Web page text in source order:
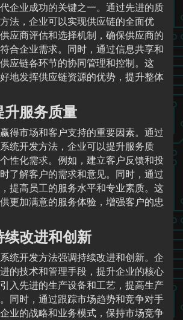
企业成功的关键之一。通过先进的质
法，企业可以实现供应链的全面优
应商评估和选择机制，确保供应商的
合企业需求。同时，通过信息共享和
应链各环节的协同管理和控制。这
地发挥供应链资源的优势，提升整体
服务质量
得市场和客户支持的重要因素。通过
统开发方法，企业可以提升服务质
性化需求。例如，建立客户反馈和投
了解客户的需求和意见。同时，通过
提高员工的服务水平和专业素质。这
更加满意的服务体验，增强客户的忠
改进和创新
统开发方法强调持续改进和创新。企
的技术和管理手段，提升企业的核心
入先进的生产设备和工艺，提高生产
同时，通过跟踪市场趋势和竞争对手
业的战略和业务模式，保持市场竞争